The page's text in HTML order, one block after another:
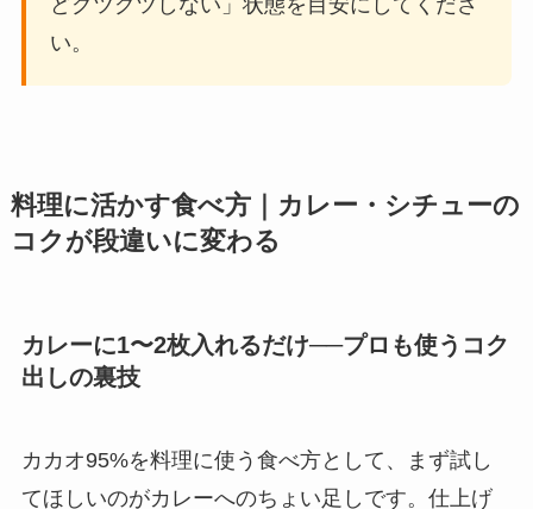
どグツグツしない」状態を目安にしてくださ
い。
料理に活かす食べ方｜カレー・シチューの
コクが段違いに変わる
カレーに1〜2枚入れるだけ──プロも使うコク
出しの裏技
カカオ95%を料理に使う食べ方として、まず試し
てほしいのがカレーへのちょい足しです。仕上げ